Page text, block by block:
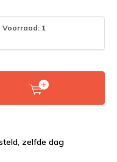
Voorraad: 1
zelfde dag